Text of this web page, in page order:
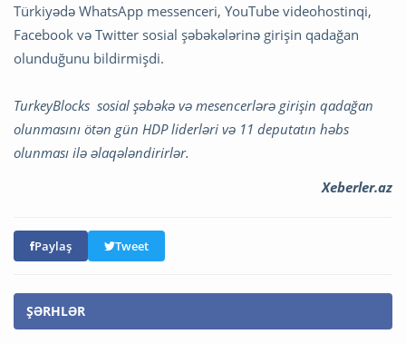
Türkiyədə WhatsApp messenceri, YouTube videohostinqi,
Facebook və Twitter sosial şəbəkələrinə girişin qadağan
olunduğunu bildirmişdi.
TurkeyBlocks sosial şəbəkə və mesencerlərə girişin qadağan
olunmasını ötən gün HDP liderləri və 11 deputatın həbs
olunması ilə əlaqələndirirlər.
Xeberler.az
Paylaş Tweet
ŞƏRHLƏR